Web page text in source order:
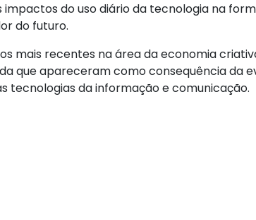
impactos do uso diário da tecnologia na
do futuro.
mais recentes na área da economia
que apareceram como consequência da
tecnologias da informação e comunicação.